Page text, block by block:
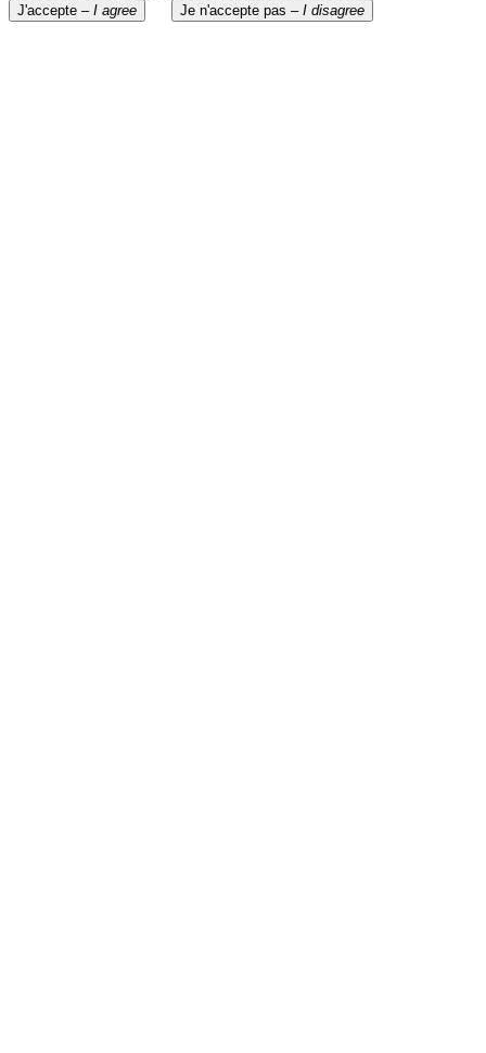
J'accepte – I agree Je n'accepte pas – I disagree